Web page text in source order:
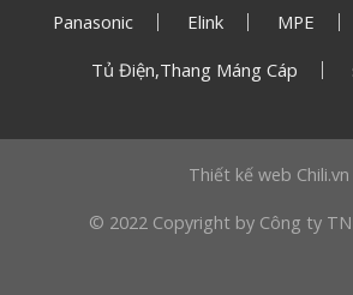
Panasonic Elink MPE
Tủ Điện,Thang Máng Cáp
Thiết kế web Chili.vn
© 2022 Copyright by Công ty